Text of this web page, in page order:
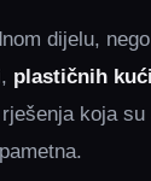
dijelu,
, plastičnih
koja